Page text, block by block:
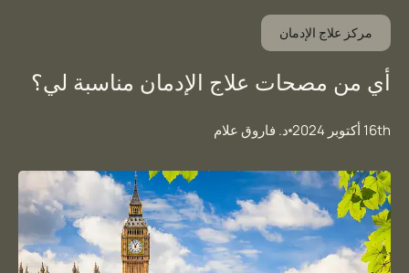
مركز علاج الإدمان
أي من مصحات علاج الإدمان مناسبة لي؟
16th أكتوبر 2024 د. فاروق علام